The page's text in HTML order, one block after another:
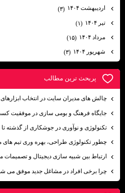
اردیبهشت ۱۴۰۴
(۳)
تیر ۱۴۰۴
(۱)
مرداد ۱۴۰۴
(۱۵)
شهریور ۱۴۰۴
(۳)
پربحث ترين مطالب
چالش های مدیران سایت در انتخاب
جایگاه فرهنگ و بومی ‌سازی در موفقیت کسب
تکنولوژی و نوآوری در جوشکاری از گذشته تا
چطور تکنولوژی طراحی، بهره وری تیم
ارتباط بین شبیه سازی دیجیتال و
چرا برخی افراد در مشاغل جدید موفق می